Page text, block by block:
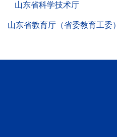
山东省科学技术厅
山东省教育厅（省委教育工委）